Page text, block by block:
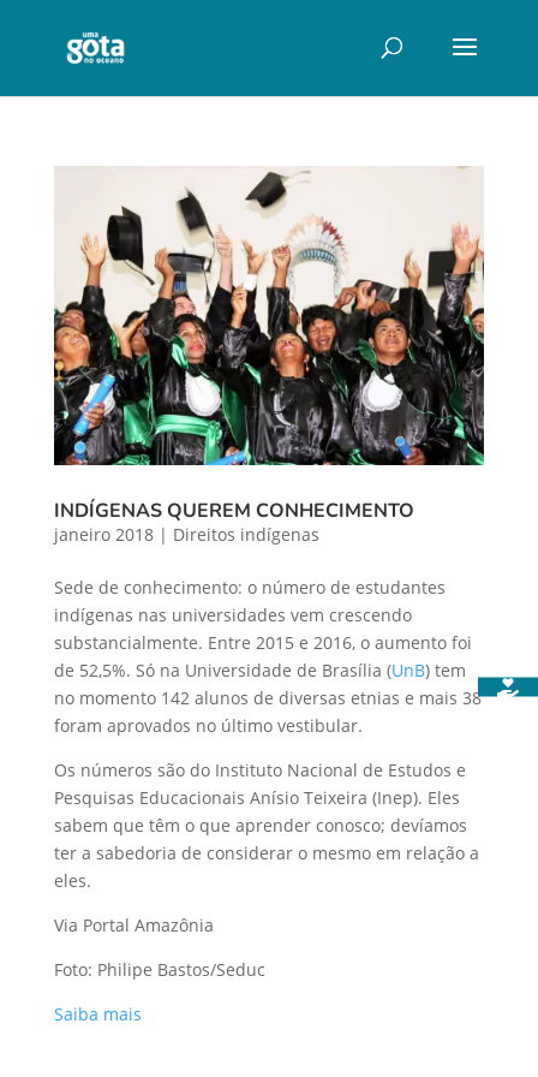
INDÍGENAS QUEREM CONHECIMENTO
janeiro 2018| Direitos indígenas
Sede de conhecimento: o número de estudantes
indígenas nas universidades vem crescendo
substancialmente. Entre 2015 e 2016, o aumento foi
de 52,5%. Só na Universidade de Brasília (UnB) tem
no momento 142 alunos de diversas etnias e mais 38
foram aprovados no último vestibular.
Os números são do Instituto Nacional de Estudos e
Pesquisas Educacionais Anísio Teixeira (Inep). Eles
sabem que têm o que aprender conosco; devíamos
ter a sabedoria de considerar o mesmo em relação a
eles.
Via Portal Amazônia
Foto: Philipe Bastos/Seduc
Saiba mais